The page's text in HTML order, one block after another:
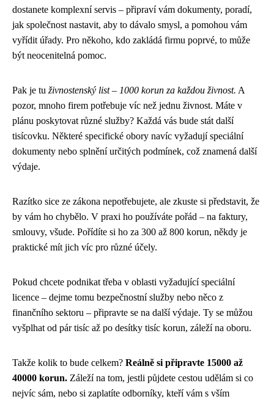
dostanete komplexní servis – připraví vám dokumenty, poradí,
jak společnost nastavit, aby to dávalo smysl, a pomohou vám
vyřídit úřady. Pro někoho, kdo zakládá firmu poprvé, to může
být neocenitelná pomoc.
Pak je tu živnostenský list – 1000 korun za každou živnost. A
pozor, mnoho firem potřebuje víc než jednu živnost. Máte v
plánu poskytovat různé služby? Každá vás bude stát další
tisícovku. Některé specifické obory navíc vyžadují speciální
dokumenty nebo splnění určitých podmínek, což znamená další
výdaje.
Razítko sice ze zákona nepotřebujete, ale zkuste si představit, že
by vám ho chybělo. V praxi ho používáte pořád – na faktury,
smlouvy, všude. Pořídíte si ho za 300 až 800 korun, někdy je
praktické mít jich víc pro různé účely.
Pokud chcete podnikat třeba v oblasti vyžadující speciální
licence – dejme tomu bezpečnostní služby nebo něco z
finančního sektoru – připravte se na další výdaje. Ty se můžou
vyšplhat od pár tisíc až po desítky tisíc korun, záleží na oboru.
Takže kolik to bude celkem? Reálně si připravte 15000 až
40000 korun. Záleží na tom, jestli půjdete cestou udělám si co
nejvíc sám, nebo si zaplatíte odborníky, kteří vám s vším